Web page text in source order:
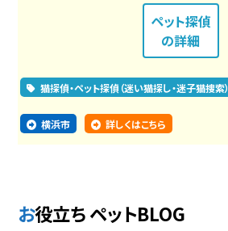
ペット探偵
の詳細
猫探偵・ペット探偵（迷い猫探し・迷子猫捜索）
横浜市 詳しくはこちら
お役立ち ペットBLOG